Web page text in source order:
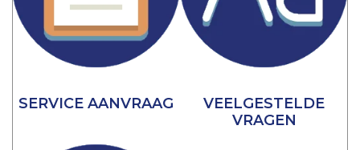
SERVICE AANVRAAG
VEELGESTELDE
VRAGEN